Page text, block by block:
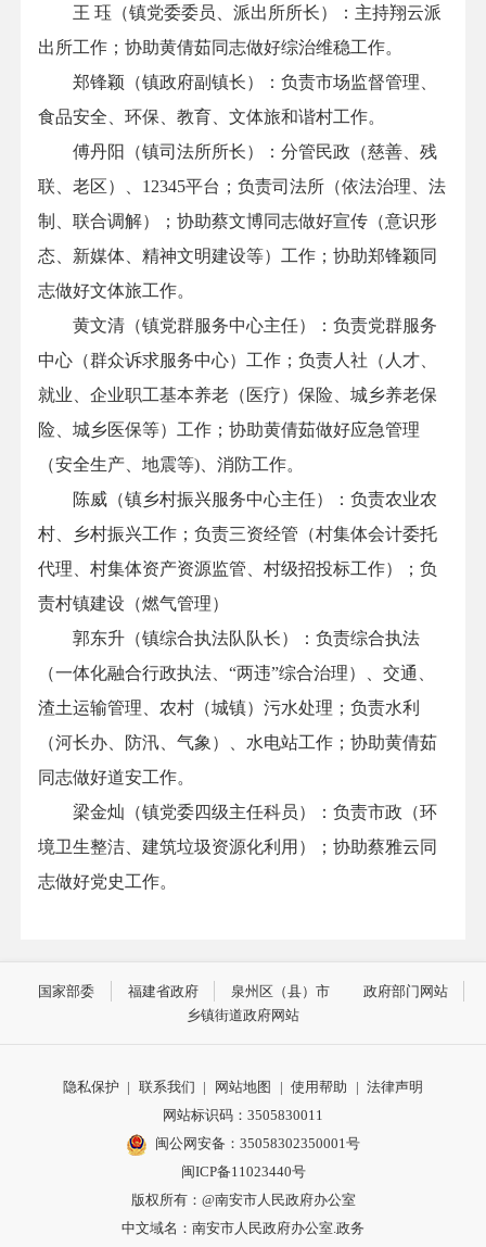
王 珏（镇党委委员、派出所所长）： 主持翔云派
出所工作；协助黄倩茹同志做好综治维稳工作。
郑锋颖 （镇政府副镇长）： 负责市场监督管理、
食品安全、环保、教育、文体旅和谐村工作。
傅丹阳（镇司法所所长）：分管民政（慈善、残
联、老区）、 12345平台；负责司法所（依法治理、法
制、联合调解）；协助蔡文博同志做好宣传（意识形
态、新媒体、精神文明建设等）工作；协助郑锋颖同
志做好文体旅工作。
黄文清 （镇党群服务中心主任）： 负责党群服务
中心（群众诉求服务中心）工作；负责人社 （人才、
就业、企业职工基本养老（医疗）保险、城乡养老保
险、城乡医保等）工作；协助黄倩茹做好应急管理
（安全生产、地震等)、消防工作。
陈威（镇乡村振兴服务中心主任）： 负责农业农
村、乡村振兴工作；负责三资经管 （村集体会计委托
代理、村集体资产资源监管、村级招投标工作）；负
责村镇建设（燃气管理）
郭东升（镇综合执法队队长）： 负责综合执法
（一体化融合行政执法、 “两违”综合治理）、交通、
渣土运输管理、农村（城镇）污水处理；负责水利
（河长办、防汛、气象）、水电站工作；协助黄倩茹
同志做好道安工作。
梁金灿（镇党委四级主任科员）： 负责市政（环
境卫生整洁、建筑垃圾资源化利用）；协助蔡雅云同
志做好党史工作。
国家部委 福建省政府 泉州区（县）市
政府部门网站
乡镇街道政府网站
隐私保护 | 联系我们 | 网站地图 | 使用帮助 | 法律声明
网站标识码：3505830011
闽公网安备：35058302350001号
闽ICP备11023440号
版权所有：@南安市人民政府办公室
中文域名：南安市人民政府办公室.政务